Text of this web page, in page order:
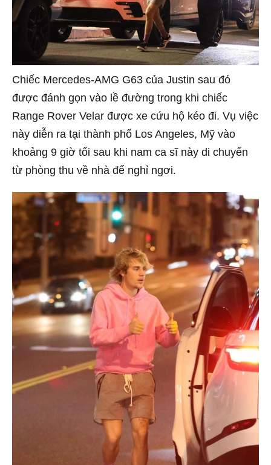
Chiếc Mercedes-AMG G63 của Justin sau đó
được đánh gọn vào lề đường trong khi chiếc
Range Rover Velar được xe cứu hộ kéo đi. Vụ việc
này diễn ra tại thành phố Los Angeles, Mỹ vào
khoảng 9 giờ tối sau khi nam ca sĩ này di chuyển
từ phòng thu về nhà để nghỉ ngơi.